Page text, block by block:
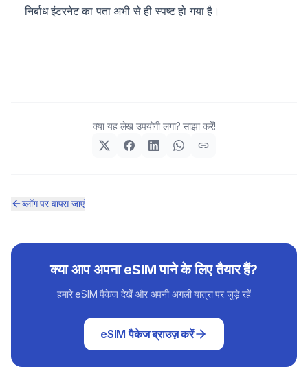
निर्बाध इंटरनेट का पता अभी से ही स्पष्ट हो गया है।
क्या यह लेख उपयोगी लगा? साझा करें!
ब्लॉग पर वापस जाएं
क्या आप अपना eSIM पाने के लिए तैयार हैं?
हमारे eSIM पैकेज देखें और अपनी अगली यात्रा पर जुड़े रहें
eSIM पैकेज ब्राउज़ करें